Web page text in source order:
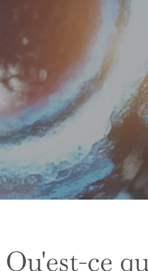
Qu'est-ce